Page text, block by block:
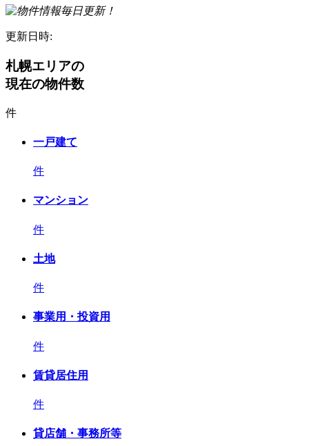
更新日時:
札幌エリアの
現在の物件数
件
一戸建て
件
マンション
件
土地
件
事業用・投資用
件
賃貸居住用
件
貸店舗・事務所等